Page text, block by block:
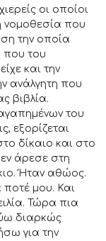
οι οποίοι
νομοθεσία που
την οποία
που του
και την
ανάλγητη που
βιβλία.
του
εξορίζεται
δίκαιο και στο
άρεσε στη
Ήταν αθώος.
μου. Και
Τώρα πια
διαρκώς
για την